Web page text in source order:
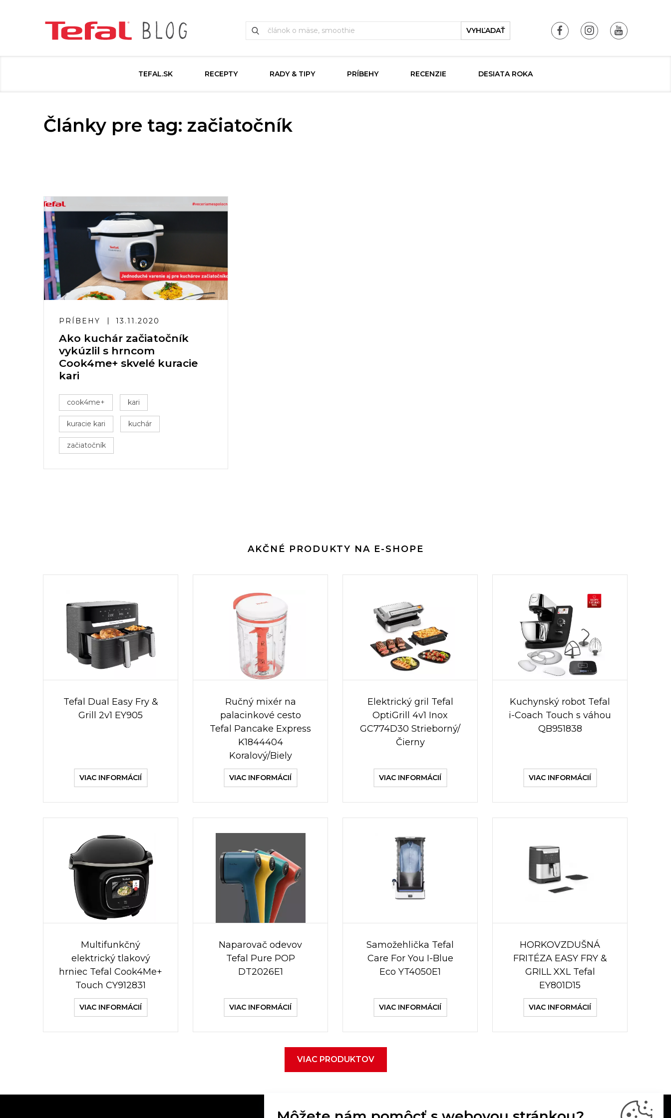
VYHĽADAŤ
TEFAL.SK RECEPTY RADY & TIPY PRÍBEHY RECENZIE DESIATA ROKA
Články pre tag: začiatočník
PRÍBEHY 13.11.2020
Ako kuchár začiatočník
vykúzlil s hrncom
Cook4me+ skvelé kuracie
kari
cook4me+ kari
kuracie kari kuchár
začiatočník
AKČNÉ PRODUKTY NA E-SHOPE
Tefal Dual Easy Fry &
Grill 2v1 EY905
VIAC INFORMÁCIÍ
Ručný mixér na
palacinkové cesto
Tefal Pancake Express
K1844404
Koralový/Biely
VIAC INFORMÁCIÍ
Elektrický gril Tefal
OptiGrill 4v1 Inox
GC774D30 Strieborný/
Čierny
VIAC INFORMÁCIÍ
Kuchynský robot Tefal
i-Coach Touch s váhou
QB951838
VIAC INFORMÁCIÍ
Multifunkčný
elektrický tlakový
hrniec Tefal Cook4Me+
Touch CY912831
VIAC INFORMÁCIÍ
Naparovač odevov
Tefal Pure POP
DT2026E1
VIAC INFORMÁCIÍ
Samožehlička Tefal
Care For You I-Blue
Eco YT4050E1
VIAC INFORMÁCIÍ
HORKOVZDUŠNÁ
FRITÉZA EASY FRY &
GRILL XXL Tefal
EY801D15
VIAC INFORMÁCIÍ
VIAC PRODUKTOV